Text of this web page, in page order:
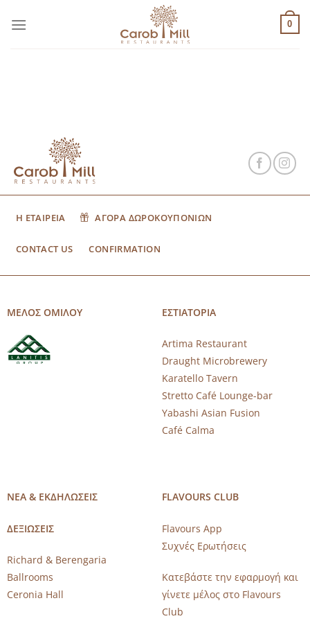
στο
0
Η ΕΤΑΙΡΕΙΑ ΑΓΟΡΑ ΔΩΡΟΚΟΥΠΟΝΙΩΝ
CONTACT US CONFIRMATION
ΜΕΛΟΣ ΟΜΙΛΟΥ ΕΣΤΙΑΤΟΡΙΑ
Artima Restaurant
Draught Microbrewery
Karatello Tavern
Stretto Café Lounge-bar
Yabashi Asian Fusion
Café Calma
ΝΕΑ & ΕΚΔΗΛΩΣΕΙΣ
ΔΕΞΙΩΣΕΙΣ
Richard & Berengaria
Ballrooms
Ceronia Hall
FLAVOURS CLUB
Flavours App
Συχνές Ερωτήσεις
Κατεβάστε την εφαρμογή και
γίνετε μέλος στο Flavours
Club